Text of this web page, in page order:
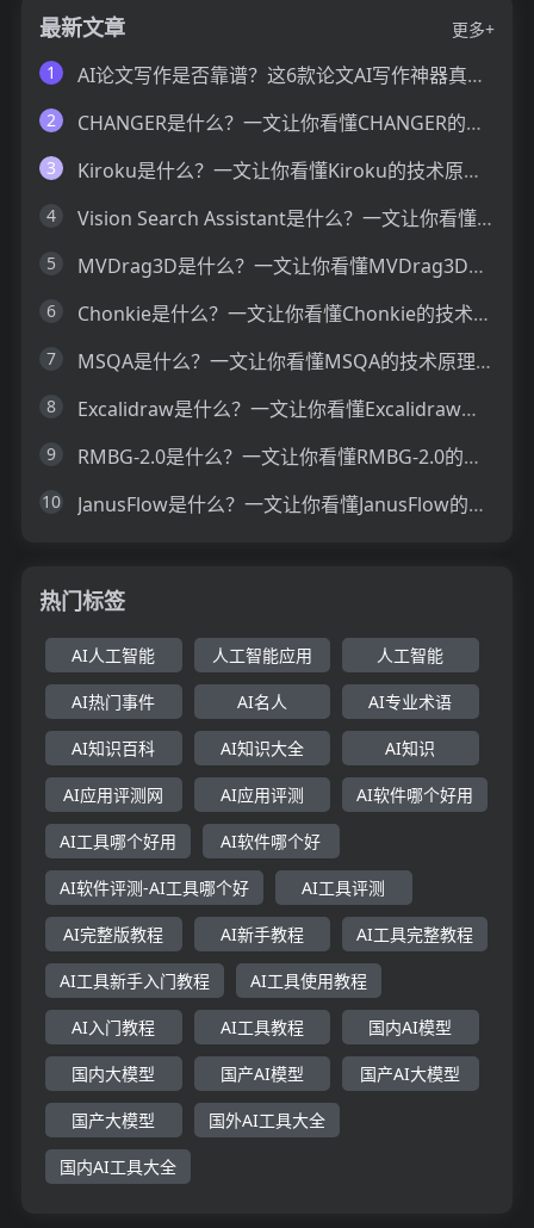
最新文章
更多+
1
AI论文写作是否靠谱？这6款论文AI写作神器真的可以让你效率翻倍
2 CHANGER是什么？一文让你看懂CHANGER的技术原理、主要功能、应用场景
3 Kiroku是什么？一文让你看懂Kiroku的技术原理、主要功能、应用场景
4 Vision Search Assistant是什么？一文让你看懂Vision Search Assistant的技术原理、主要功能、应用场景
5 MVDrag3D是什么？一文让你看懂MVDrag3D的技术原理、主要功能、应用场景
6 Chonkie是什么？一文让你看懂Chonkie的技术原理、主要功能、应用场景
7 MSQA是什么？一文让你看懂MSQA的技术原理、主要功能、应用场景
8 Excalidraw是什么？一文让你看懂Excalidraw的技术原理、主要功能、应用场景
9 RMBG-2.0是什么？一文让你看懂RMBG-2.0的技术原理、主要功能、应用场景
10 JanusFlow是什么？一文让你看懂JanusFlow的技术原理、主要功能、应用场景
热门标签
AI人工智能 人工智能应用 人工智能
AI热门事件 AI名人 AI专业术语
AI知识百科 AI知识大全 AI知识
AI应用评测网 AI应用评测 AI软件哪个好用
AI工具哪个好用 AI软件哪个好
AI软件评测-AI工具哪个好 AI工具评测
AI完整版教程 AI新手教程 AI工具完整教程
AI工具新手入门教程 AI工具使用教程
AI入门教程 AI工具教程 国内AI模型
国内大模型 国产AI模型 国产AI大模型
国产大模型 国外AI工具大全
国内AI工具大全